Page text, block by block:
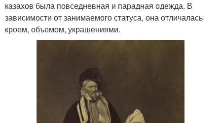
казахов была повседневная и парадная одежда. В
зависимости от занимаемого статуса, она отличалась
кроем, объемом, украшениями.